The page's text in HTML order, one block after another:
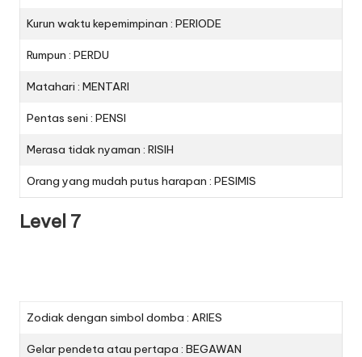
Kurun waktu kepemimpinan : PERIODE
Rumpun : PERDU
Matahari : MENTARI
Pentas seni : PENSI
Merasa tidak nyaman : RISIH
Orang yang mudah putus harapan : PESIMIS
Level 7
Zodiak dengan simbol domba : ARIES
Gelar pendeta atau pertapa : BEGAWAN